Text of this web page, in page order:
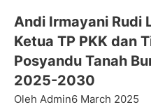
Andi Irmayani Rudi
Ketua TP PKK dan
Posyandu Tanah
2025-2030
Oleh Admin6 March 2025